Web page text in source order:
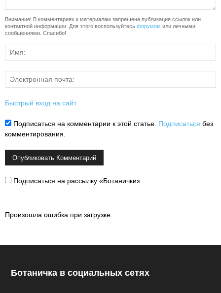
Внимание! В комментариях к материалам запрещена публикация ссылок или
контактной информации. Для этого воспользуйтесь форумом или личными
сообщениями. Спасибо!
Быстрый вход на сайт
Подписаться на комментарии к этой статье. Подписаться без
комментирования.
Подписаться на рассылку «Ботанички»
Произошла ошибка при загрузке.
Ботаничка в социальных сетях